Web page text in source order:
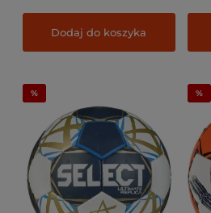
Dodaj do koszyka